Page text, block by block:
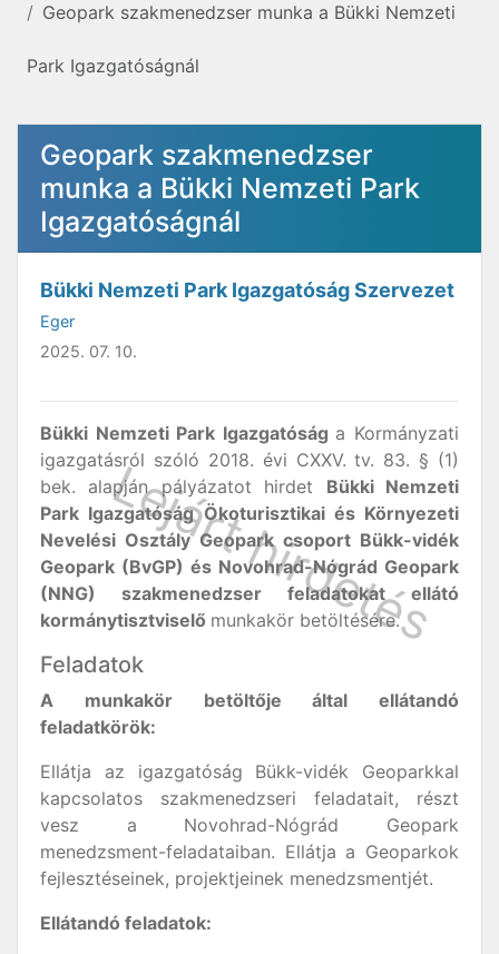
Geopark szakmenedzser munka a Bükki Nemzeti
Park Igazgatóságnál
Geopark szakmenedzser
munka a Bükki Nemzeti Park
Igazgatóságnál
Bükki Nemzeti Park Igazgatóság Szervezet
Eger
2025. 07. 10.
Bükki Nemzeti Park Igazgatóság a Kormányzati
igazgatásról szóló 2018. évi CXXV. tv. 83. § (1)
bek. alapján pályázatot hirdet Bükki Nemzeti
Park Igazgatóság Ökoturisztikai és Környezeti
Nevelési Osztály Geopark csoport Bükk-vidék
Geopark (BvGP) és Novohrad-Nógrád Geopark
(NNG) szakmenedzser feladatokat ellátó
kormánytisztviselő munkakör betöltésére.
Feladatok
A munkakör betöltője által ellátandó
feladatkörök:
Ellátja az igazgatóság Bükk-vidék Geoparkkal
kapcsolatos szakmenedzseri feladatait, részt
vesz a Novohrad-Nógrád Geopark
menedzsment-feladataiban. Ellátja a Geoparkok
fejlesztéseinek, projektjeinek menedzsmentjét.
Ellátandó feladatok: